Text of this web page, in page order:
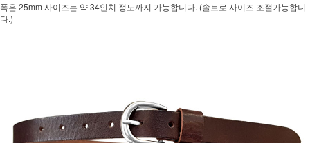
폭은 25mm 사이즈는 약 34인치 정도까지 가능합니다. (솔트로 사이즈 조절가능합니
다.)